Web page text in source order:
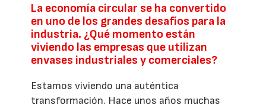
La economía circular se ha convertido
en uno de los grandes desafíos para la
industria. ¿Qué momento están
viviendo las empresas que utilizan
envases industriales y comerciales?
Estamos viviendo una auténtica
transformación. Hace unos años muchas